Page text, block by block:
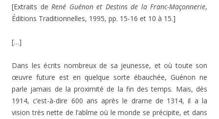
[Extraits de René Guénon et Destins de la Franc-Maçonnerie,
Éditions Traditionnelles, 1995, pp. 15-16 et 10 à 15.]
[…]
Dans les écrits nombreux de sa jeunesse, et où toute son
œuvre future est en quelque sorte ébauchée, Guénon ne
parle jamais de la proximité de la fin des temps. Mais, dès
1914, c’est-à-dire 600 ans après le drame de 1314, il a la
vision très nette de l’abîme où le monde se précipite, et dans